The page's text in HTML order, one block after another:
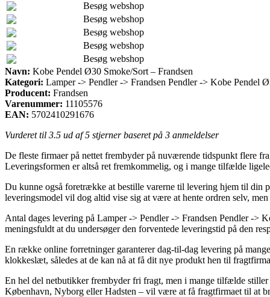
Besøg webshop
Besøg webshop
Besøg webshop
Besøg webshop
Besøg webshop
Navn: Kobe Pendel Ø30 Smoke/Sort – Frandsen
Kategori: Lamper -> Pendler -> Frandsen Pendler -> Kobe Pendel
Producent: Frandsen
Varenummer: 11105576
EAN: 5702410291676
Vurderet til 3.5 ud af 5 stjerner baseret på 3 anmeldelser
De fleste firmaer på nettet frembyder på nuværende tidspunkt flere
Leveringsformen er altså ret fremkommelig, og i mange tilfælde
Du kunne også foretrække at bestille varerne til levering hjem til din
leveringsmodel vil dog altid vise sig at være at hente ordren selv,
Antal dages levering på Lamper -> Pendler -> Frandsen Pendler ->
meningsfuldt at du undersøger den forventede leveringstid på den
En række online forretninger garanterer dag-til-dag levering på
klokkeslæt, således at de kan nå at få dit nye produkt hen til
En hel del netbutikker frembyder fri fragt, men i mange tilfælde
København, Nyborg eller Hadsten – vil være at få fragtfirmaet til at